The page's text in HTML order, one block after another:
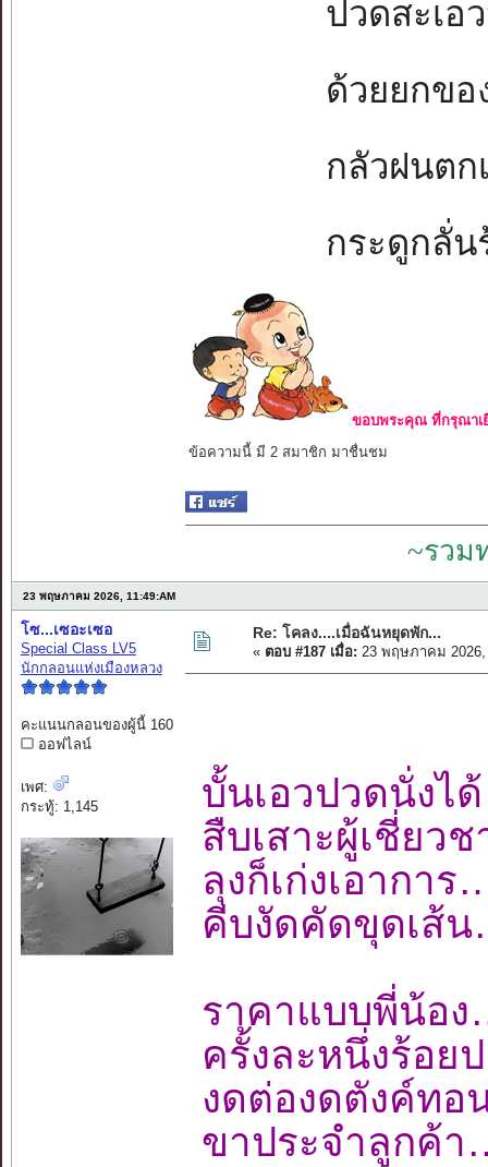
ปวดสะเอ
ด้วยยกขอ
กลัวฝนตก
กระดูกลั่น
ขอบพระคุณ ที่กรุณาเ
ข้อความนี้ มี 2 สมาชิก มาชื่นชม
~รวม
23 พฤษภาคม 2026, 11:49:AM
โซ...เซอะเซอ
Special Class LV5
นักกลอนแห่งเมืองหลวง
คะแนนกลอนของผู้นี้ 160
ออฟไลน์
เพศ:
กระทู้: 1,145
Re: โคลง....เมื่อฉันหยุดพัก...
« ตอบ #187 เมื่อ: 23 พฤษภาคม 2026,
บั้นเอวปวดนั่ง
สืบเสาะผู้เชี่ย
ลุงก็เก่งเอาก
คีบงัดคัดขุดเ
ราคาแบบพี่น้
ครั้งละหนึ่งร้อ
งดต่องดตังค์ท
ขาประจำลูกค้